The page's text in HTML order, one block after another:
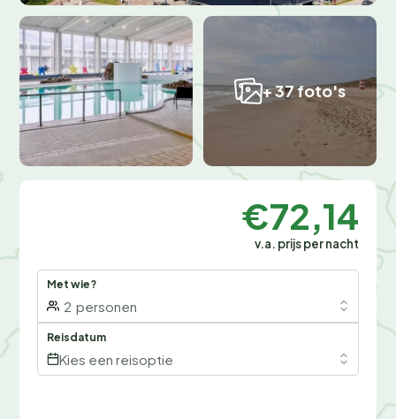
+ 37 foto's
€72,14
v.a. prijs per nacht
Met wie?
2 personen
Reisdatum
Kies een reisoptie